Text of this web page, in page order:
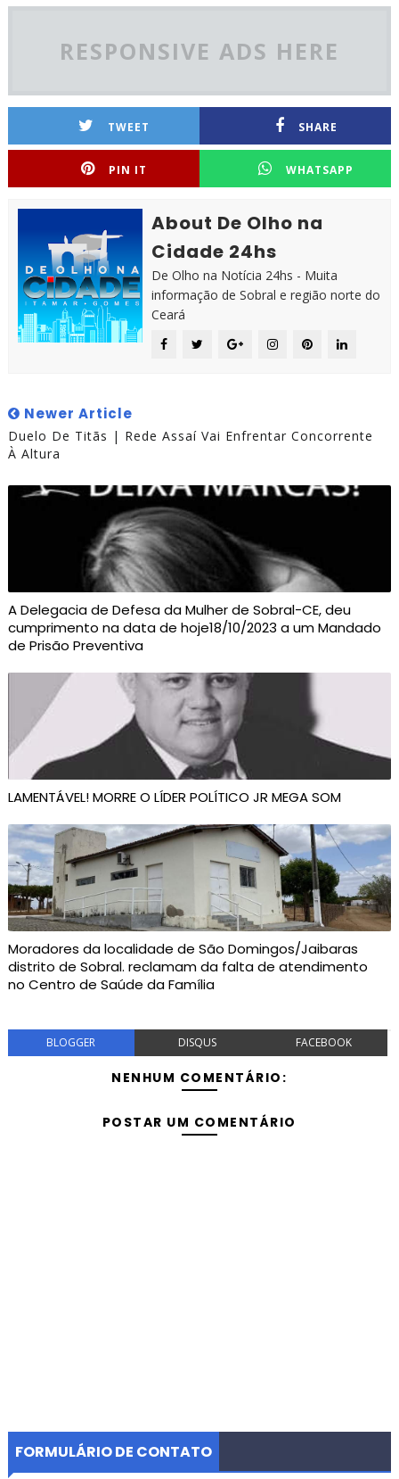
RESPONSIVE ADS HERE
TWEET SHARE
PIN IT WHATSAPP
About De Olho na
Cidade 24hs
De Olho na Notícia 24hs - Muita
informação de Sobral e região norte do
Ceará
Newer Article
Duelo De Titãs | Rede Assaí Vai Enfrentar Concorrente
À Altura
A Delegacia de Defesa da Mulher de Sobral-CE, deu
cumprimento na data de hoje18/10/2023 a um Mandado
de Prisão Preventiva
LAMENTÁVEL! MORRE O LÍDER POLÍTICO JR MEGA SOM
Moradores da localidade de São Domingos/Jaibaras
distrito de Sobral. reclamam da falta de atendimento
no Centro de Saúde da Família
BLOGGER DISQUS FACEBOOK
NENHUM COMENTÁRIO:
POSTAR UM COMENTÁRIO
FORMULÁRIO DE CONTATO